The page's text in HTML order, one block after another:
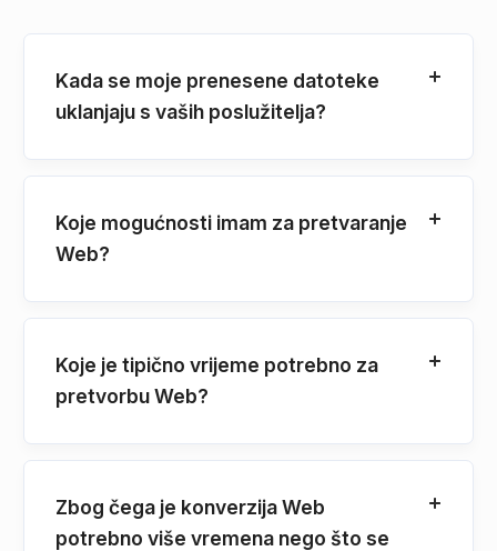
Kada se moje prenesene datoteke
uklanjaju s vaših poslužitelja?
Koje mogućnosti imam za pretvaranje
Web?
Koje je tipično vrijeme potrebno za
pretvorbu Web?
Zbog čega je konverzija Web
potrebno više vremena nego što se